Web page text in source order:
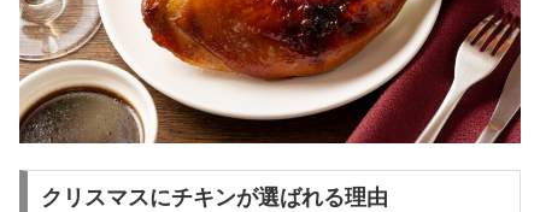
クリスマスにチキンが選ばれる理由